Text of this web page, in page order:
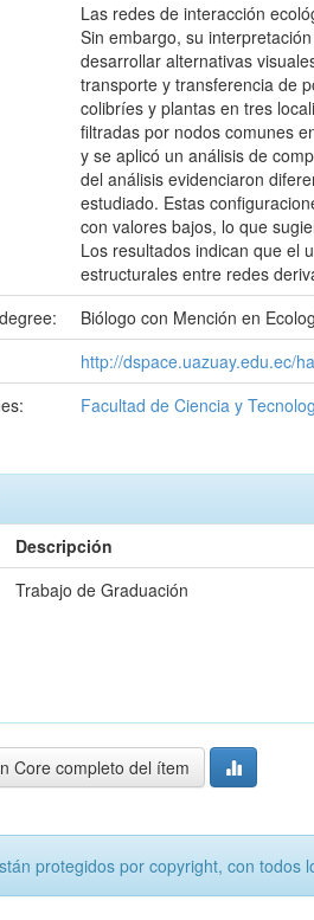
Las redes de interacción
Sin embargo, su
desarrollar alternativas
transporte y transferencia de
colibríes y plantas en tres
filtradas por nodos comunes
y se aplicó un análisis de
del análisis evidenciaron
estudiado. Estas
con valores bajos, lo que
Los resultados indican que el
estructurales entre redes
Biólogo con Mención en
http://dspace.uazuay.edu.ec/
Facultad de Ciencia y
Descripción
Trabajo de Graduación
Core completo del ítem
protegidos por copyright, con